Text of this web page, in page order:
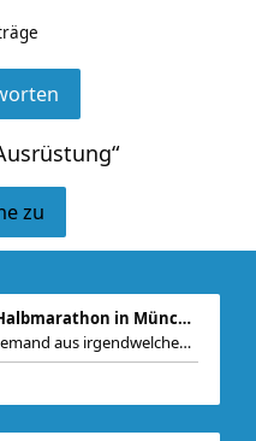
zu
Suche Startplatz für Halbmarathon in München am 11
Hallo Zusammen, Falls jemand aus irgendwelchen Gr